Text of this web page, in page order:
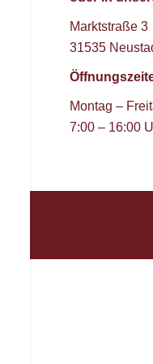
Marktstraße 3
31535
Montag –
7:00 – 16:00